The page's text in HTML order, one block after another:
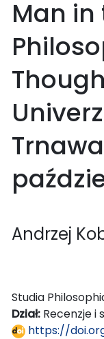
Man in
Andrzej
Studia
Dział: Recenzje i
https://